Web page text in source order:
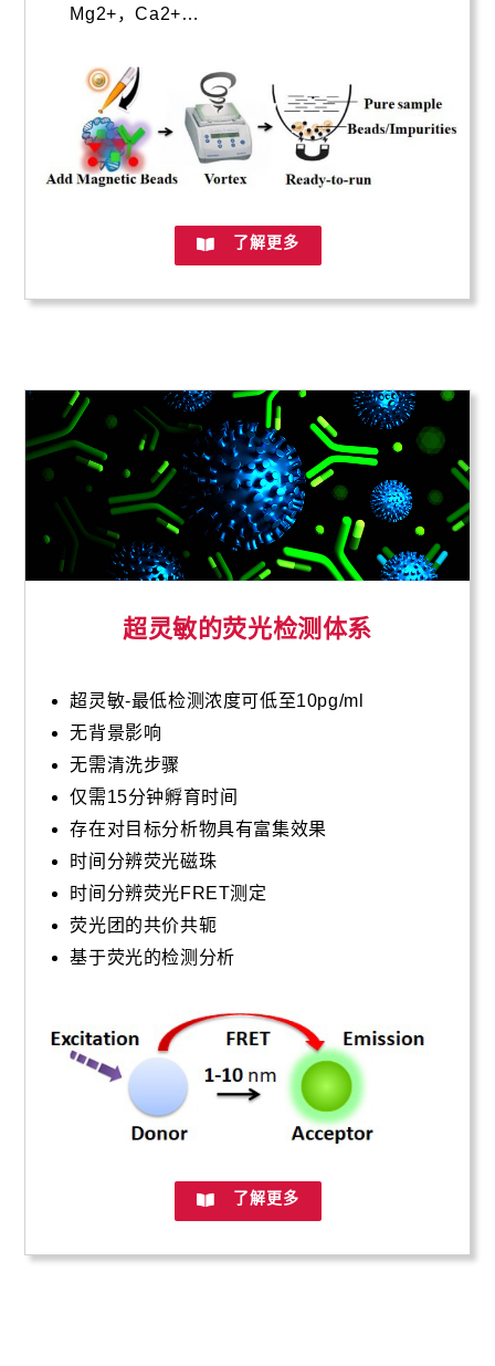
Mg2+，Ca2+…
了解更多
超灵敏的荧光检测体系
超灵敏-最低检测浓度可低至10pg/ml
无背景影响
无需清洗步骤
仅需15分钟孵育时间
存在对目标分析物具有富集效果
时间分辨荧光磁珠
时间分辨荧光FRET测定
荧光团的共价共轭
基于荧光的检测分析
了解更多